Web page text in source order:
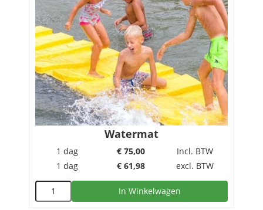
Watermat
1 dag € 75,00
Incl. BTW
1 dag
€ 61,98 excl. BTW
In Winkelwagen